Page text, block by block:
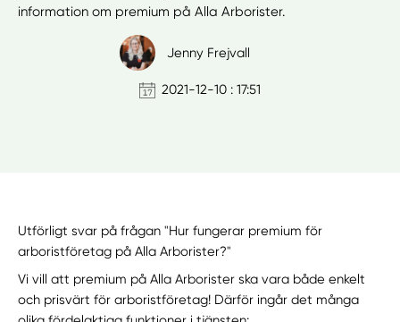
information om premium på Alla Arborister.
Jenny Frejvall
2021-12-10 : 17:51
Utförligt svar på frågan "Hur fungerar premium för
arboristföretag på Alla Arborister?"
Vi vill att premium på Alla Arborister ska vara både enkelt
och prisvärt för arboristföretag! Därför ingår det många